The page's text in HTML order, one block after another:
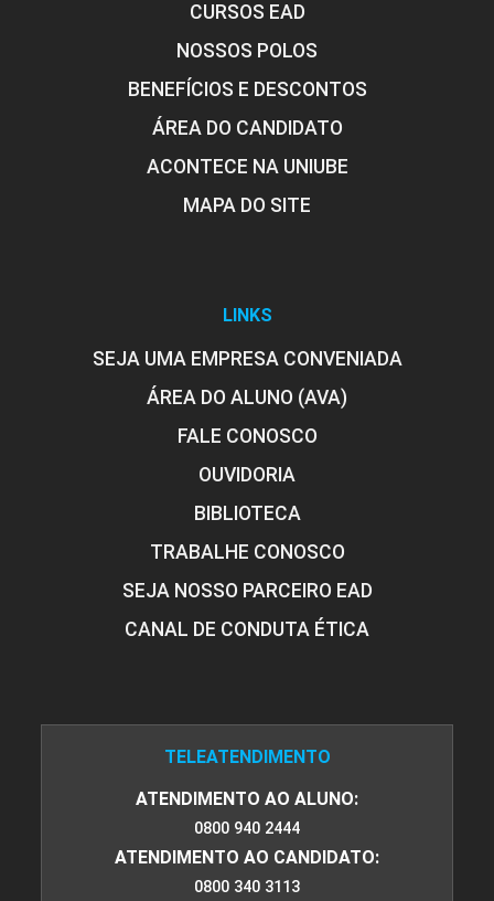
CURSOS EAD
NOSSOS POLOS
BENEFÍCIOS E DESCONTOS
ÁREA DO CANDIDATO
ACONTECE NA UNIUBE
MAPA DO SITE
LINKS
SEJA UMA EMPRESA CONVENIADA
ÁREA DO ALUNO (AVA)
FALE CONOSCO
OUVIDORIA
BIBLIOTECA
TRABALHE CONOSCO
SEJA NOSSO PARCEIRO EAD
CANAL DE CONDUTA ÉTICA
TELEATENDIMENTO
ATENDIMENTO AO ALUNO:
0800 940 2444
ATENDIMENTO AO CANDIDATO:
0800 340 3113